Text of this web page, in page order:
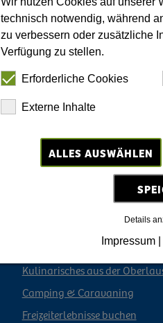
Urlaubsregion
Mobil durch die Oberlausitz
Kulinarisches aus der
Camping & Caravaning
Freizeiterlebnisse buchen
technisch notwendig, während
zu verbessern oder zusätzliche
Verfügung zu stellen.
Erforderliche Cookies
Externe Inhalte
ALLES AUSWÄHLEN
Details
Impressum|